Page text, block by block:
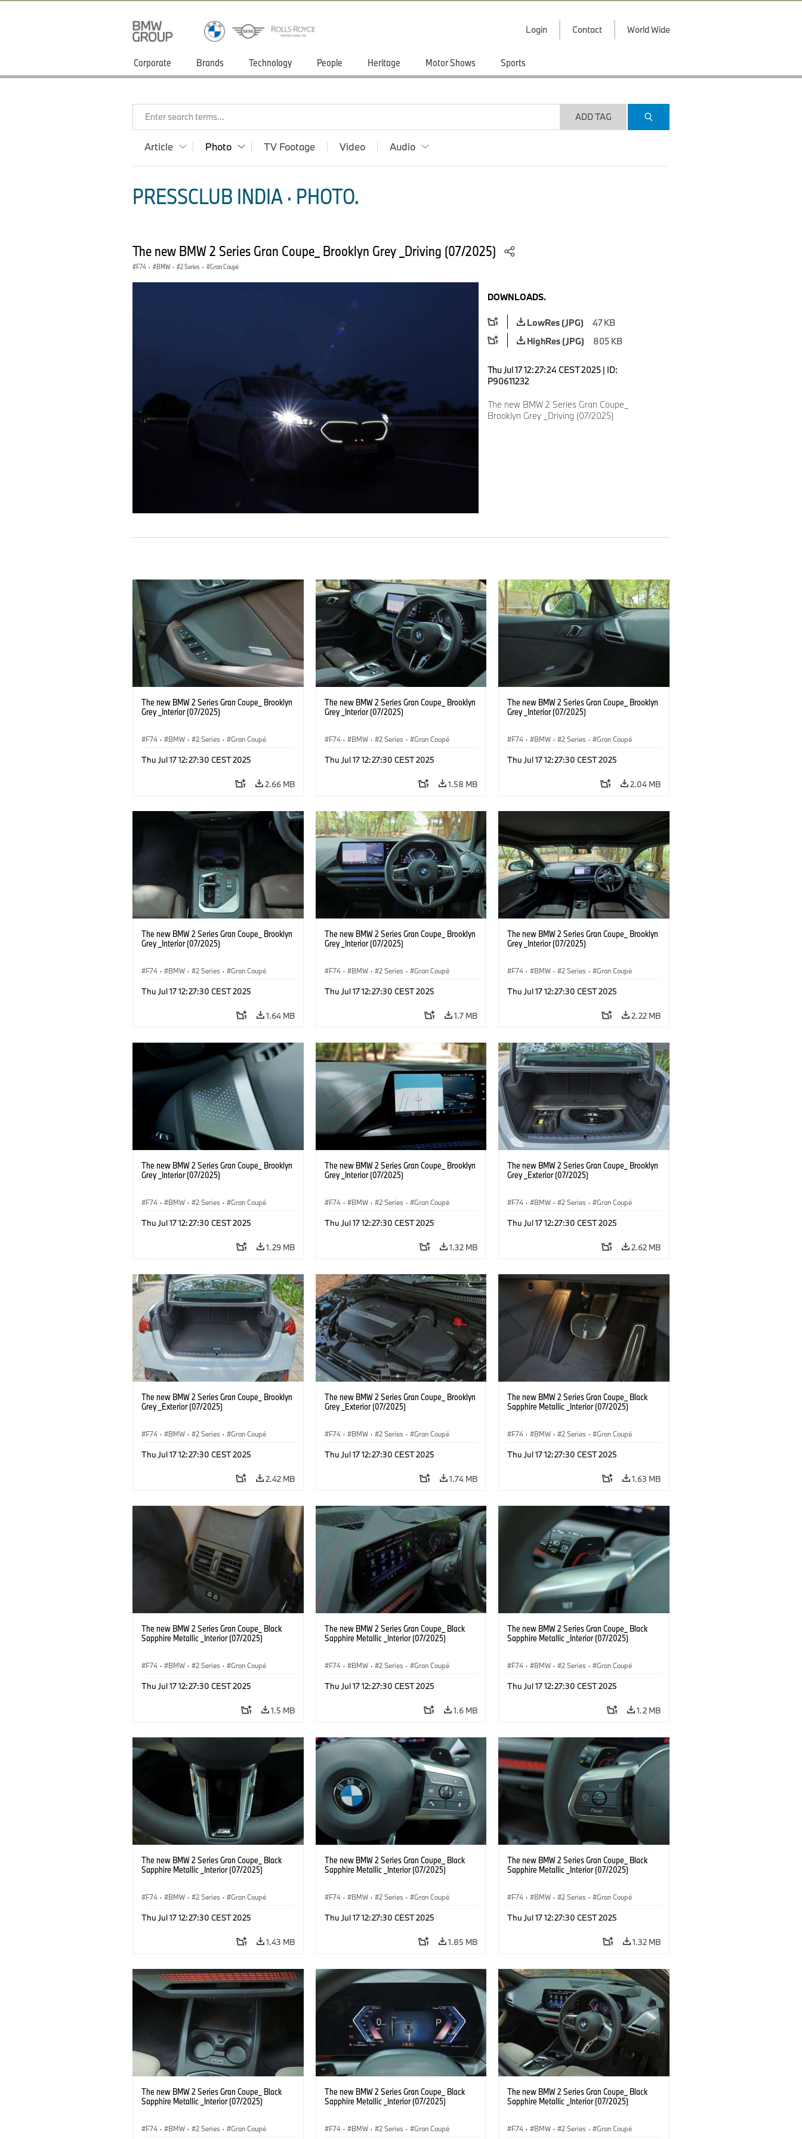
Login Contact World Wide
Corporate Brands Technology People Heritage Motor Shows Sports
Enter search terms... ADD TAG
Article Photo TV Footage Video Audio
PRESSCLUB INDIA · PHOTO.
The new BMW 2 Series Gran Coupe_ Brooklyn Grey _Driving (07/2025)
F74 · BMW · 2 Series · Gran Coupé
DOWNLOADS.
LowRes (JPG)
47 KB
HighRes (JPG)
805 KB
Thu Jul 17 12:27:24 CEST 2025 | ID:
P90611232
The new BMW 2 Series Gran Coupe_
Brooklyn Grey _Driving (07/2025)
The new BMW 2 Series Gran Coupe_ Brooklyn
Grey _Interior (07/2025)
F74 · BMW · 2 Series · Gran Coupé
Thu Jul 17 12:27:30 CEST 2025
2.66 MB
The new BMW 2 Series Gran Coupe_ Brooklyn
Grey _Interior (07/2025)
F74 · BMW · 2 Series · Gran Coupé
Thu Jul 17 12:27:30 CEST 2025
1.58 MB
The new BMW 2 Series Gran Coupe_ Brooklyn
Grey _Interior (07/2025)
F74 · BMW · 2 Series · Gran Coupé
Thu Jul 17 12:27:30 CEST 2025
2.04 MB
The new BMW 2 Series Gran Coupe_ Brooklyn
Grey _Interior (07/2025)
F74 · BMW · 2 Series · Gran Coupé
Thu Jul 17 12:27:30 CEST 2025
1.64 MB
The new BMW 2 Series Gran Coupe_ Brooklyn
Grey _Interior (07/2025)
F74 · BMW · 2 Series · Gran Coupé
Thu Jul 17 12:27:30 CEST 2025
1.7 MB
The new BMW 2 Series Gran Coupe_ Brooklyn
Grey _Interior (07/2025)
F74 · BMW · 2 Series · Gran Coupé
Thu Jul 17 12:27:30 CEST 2025
2.22 MB
The new BMW 2 Series Gran Coupe_ Brooklyn
Grey _Interior (07/2025)
F74 · BMW · 2 Series · Gran Coupé
Thu Jul 17 12:27:30 CEST 2025
1.29 MB
The new BMW 2 Series Gran Coupe_ Brooklyn
Grey _Interior (07/2025)
F74 · BMW · 2 Series · Gran Coupé
Thu Jul 17 12:27:30 CEST 2025
1.32 MB
The new BMW 2 Series Gran Coupe_ Brooklyn
Grey _Exterior (07/2025)
F74 · BMW · 2 Series · Gran Coupé
Thu Jul 17 12:27:30 CEST 2025
2.62 MB
The new BMW 2 Series Gran Coupe_ Brooklyn
Grey _Exterior (07/2025)
F74 · BMW · 2 Series · Gran Coupé
Thu Jul 17 12:27:30 CEST 2025
2.42 MB
The new BMW 2 Series Gran Coupe_ Brooklyn
Grey _Exterior (07/2025)
F74 · BMW · 2 Series · Gran Coupé
Thu Jul 17 12:27:30 CEST 2025
1.74 MB
The new BMW 2 Series Gran Coupe_ Black
Sapphire Metallic _Interior (07/2025)
F74 · BMW · 2 Series · Gran Coupé
Thu Jul 17 12:27:30 CEST 2025
1.63 MB
The new BMW 2 Series Gran Coupe_ Black
Sapphire Metallic _Interior (07/2025)
F74 · BMW · 2 Series · Gran Coupé
Thu Jul 17 12:27:30 CEST 2025
1.5 MB
The new BMW 2 Series Gran Coupe_ Black
Sapphire Metallic _Interior (07/2025)
F74 · BMW · 2 Series · Gran Coupé
Thu Jul 17 12:27:30 CEST 2025
1.6 MB
The new BMW 2 Series Gran Coupe_ Black
Sapphire Metallic _Interior (07/2025)
F74 · BMW · 2 Series · Gran Coupé
Thu Jul 17 12:27:30 CEST 2025
1.2 MB
The new BMW 2 Series Gran Coupe_ Black
Sapphire Metallic _Interior (07/2025)
F74 · BMW · 2 Series · Gran Coupé
Thu Jul 17 12:27:30 CEST 2025
1.43 MB
The new BMW 2 Series Gran Coupe_ Black
Sapphire Metallic _Interior (07/2025)
F74 · BMW · 2 Series · Gran Coupé
Thu Jul 17 12:27:30 CEST 2025
1.85 MB
The new BMW 2 Series Gran Coupe_ Black
Sapphire Metallic _Interior (07/2025)
F74 · BMW · 2 Series · Gran Coupé
Thu Jul 17 12:27:30 CEST 2025
1.32 MB
The new BMW 2 Series Gran Coupe_ Black
Sapphire Metallic _Interior (07/2025)
F74 · BMW · 2 Series · Gran Coupé
The new BMW 2 Series Gran Coupe_ Black
Sapphire Metallic _Interior (07/2025)
F74 · BMW · 2 Series · Gran Coupé
The new BMW 2 Series Gran Coupe_ Black
Sapphire Metallic _Interior (07/2025)
F74 · BMW · 2 Series · Gran Coupé